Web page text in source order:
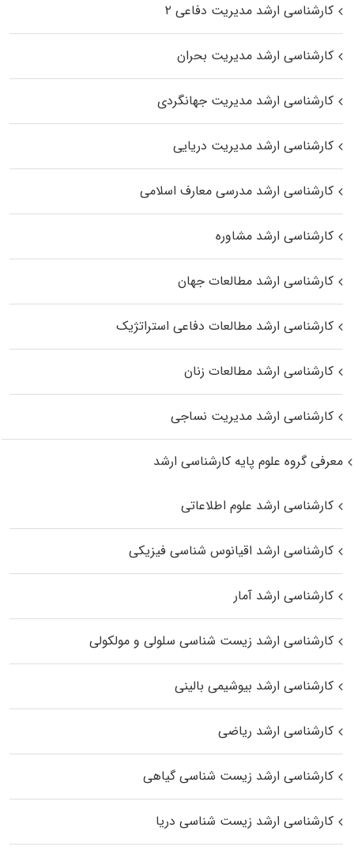
کارشناسی ارشد مدیریت دفاعی ۲
کارشناسی ارشد مدیریت بحران
کارشناسی ارشد مدیریت جهانگردی
کارشناسی ارشد مدیریت دریایی
کارشناسی ارشد مدرسی معارف اسلامی
کارشناسی ارشد مشاوره
کارشناسی ارشد مطالعات جهان
کارشناسی ارشد مطالعات دفاعی استراتژیک
کارشناسی ارشد مطالعات زنان
کارشناسی ارشد مدیریت نساجی
معرفی گروه علوم پایه کارشناسی ارشد
کارشناسی ارشد علوم اطلاعاتی
کارشناسی ارشد اقیانوس‌ شناسی فیزیکی
کارشناسی ارشد آمار
کارشناسی ارشد زیست شناسی سلولی و مولکولی
کارشناسی ارشد بیوشیمی بالینی
کارشناسی ارشد ریاضی
کارشناسی ارشد زیست‌ شناسی گیاهی
کارشناسی ارشد زیست‌ شناسی دریا